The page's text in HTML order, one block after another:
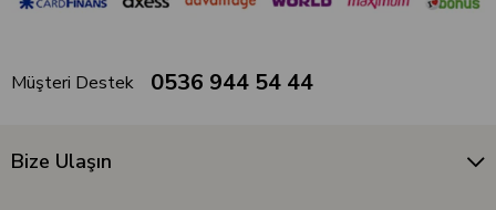
Müşteri Destek 0536 944 54 44
Bize Ulaşın